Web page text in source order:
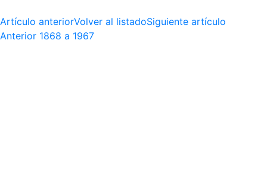
Artículo anteriorVolver al listadoSiguiente artículo
Anterior 1868 a 1967